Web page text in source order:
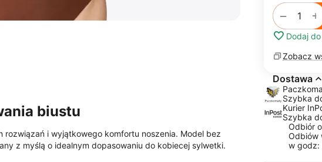
+
−
Dodaj
Zobacz
Dostawa
Szybka
Kurier
Szybka
Odbiór
Odbiów
w godz:
biustu
rozwiązań i wyjątkowego komfortu noszenia. Model bez
z myślą o idealnym dopasowaniu do kobiecej sylwetki.